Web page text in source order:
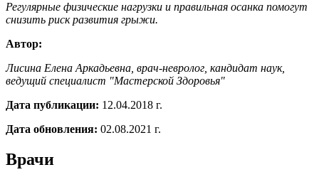
Регулярные физические нагрузки и правильная осанка помогут
снизить риск развития грыжи.
Автор:
Лисина Елена Аркадьевна, врач-невролог, кандидат наук,
ведущий специалист "Мастерской Здоровья"
Дата публикации: 12.04.2018 г.
Дата обновления: 02.08.2021 г.
Врачи